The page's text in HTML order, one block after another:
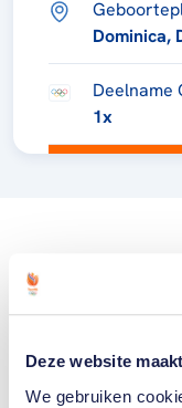
Deze website
We gebruiken
Dominica,
Deelname
1x